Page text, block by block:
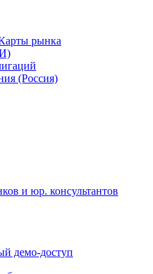
журнал
рынка
(Россия)
и юр. консультантов